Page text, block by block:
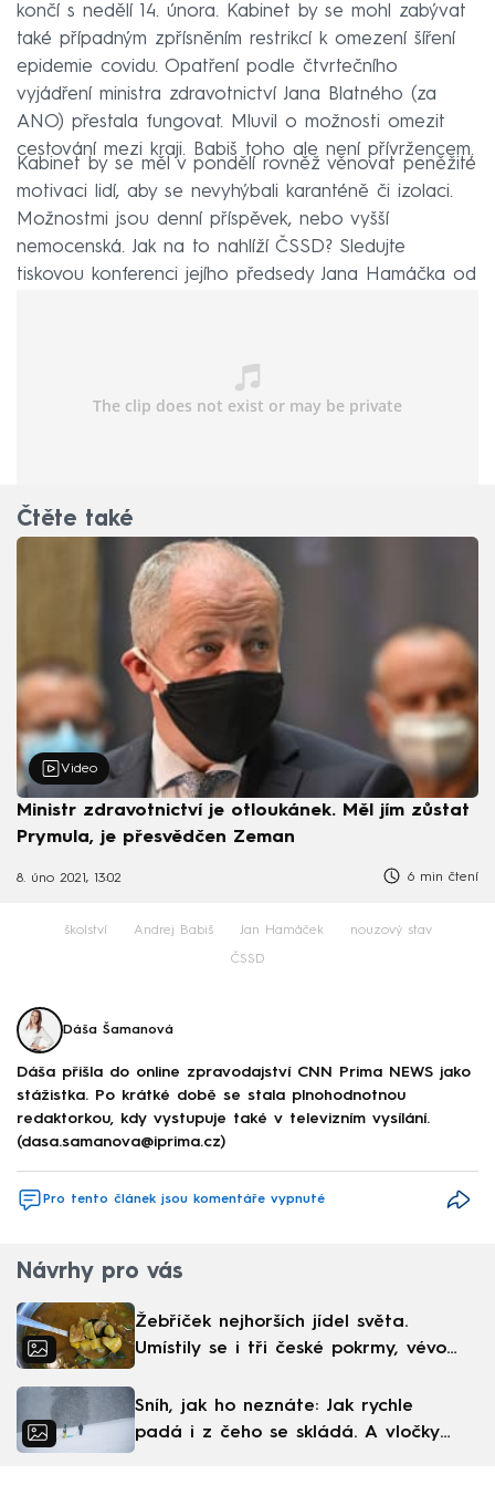
končí s nedělí 14. února. Kabinet by se mohl zabývat
také případným zpřísněním restrikcí k omezení šíření
epidemie covidu. Opatření podle čtvrtečního
vyjádření ministra zdravotnictví Jana Blatného (za
ANO) přestala fungovat. Mluvil o možnosti omezit
cestování mezi kraji. Babiš toho ale není přívržencem.
Kabinet by se měl v pondělí rovněž věnovat peněžité
motivaci lidí, aby se nevyhýbali karanténě či izolaci.
Možnostmi jsou denní příspěvek, nebo vyšší
nemocenská. Jak na to nahlíží ČSSD? Sledujte
tiskovou konferenci jejího předsedy Jana Hamáčka od
Čtěte také
Video
Ministr zdravotnictví je otloukánek. Měl jím zůstat
Prymula, je přesvědčen Zeman
8. úno 2021, 13:02 6 min čtení
školství Andrej Babiš Jan Hamáček nouzový stav
ČSSD
Dáša Šamanová
Dáša přišla do online zpravodajství CNN Prima NEWS jako
stážistka. Po krátké době se stala plnohodnotnou
redaktorkou, kdy vystupuje také v televizním vysílání.
(dasa.samanova@iprima.cz)
Pro tento článek jsou komentáře vypnuté
Návrhy pro vás
Žebříček nejhorších jídel světa.
Umístily se i tři české pokrmy, vévodí
Sníh, jak ho neznáte: Jak rychle
padá i z čeho se skládá. A vločky